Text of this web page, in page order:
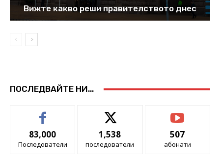
Вижте какво реши правителството днес
ПОСЛЕДВАЙТЕ НИ...
83,000
Последователи
1,538
последователи
507
абонати